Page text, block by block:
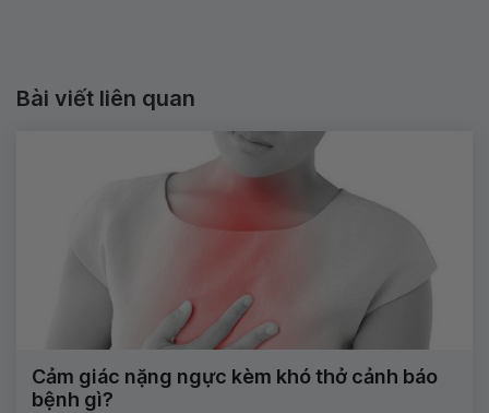
Bài viết liên quan
Cảm giác nặng ngực kèm khó thở cảnh báo
bệnh gì?